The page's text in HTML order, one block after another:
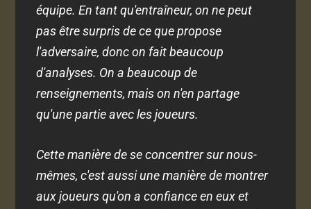
équipe. En tant qu'entraîneur, on ne peut
pas être surpris de ce que propose
l'adversaire, donc on fait beaucoup
d'analyses. On a beaucoup de
renseignements, mais on n'en partage
qu'une partie avec les joueurs.
Cette manière de se concentrer sur nous-
mêmes, c'est aussi une manière de montrer
aux joueurs qu'on a confiance en eux et